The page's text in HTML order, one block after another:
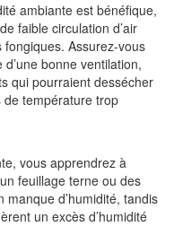
ambiante est bénéfique,
faible circulation d’air
fongiques. Assurez-vous
bonne ventilation,
qui pourraient dessécher
température trop
vous apprendrez à
feuillage terne ou des
d’humidité, tandis
un excès d’humidité